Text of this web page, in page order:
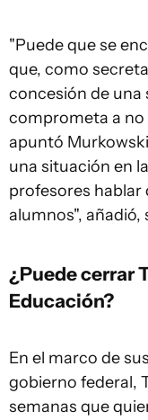
"Puede que se
que, como
concesión de una
comprometa a no
apuntó
una situación en
profesores hablar
alumnos", añadió,
¿Puede cerrar
Educación?
En el marco de
gobierno federal,
semanas que